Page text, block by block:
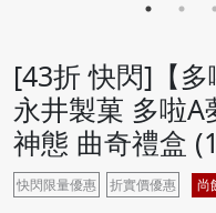
[43折 快閃]【
永井製菓 多啦
神態 曲奇禮盒
快閃限量優惠 折實價優惠 尚